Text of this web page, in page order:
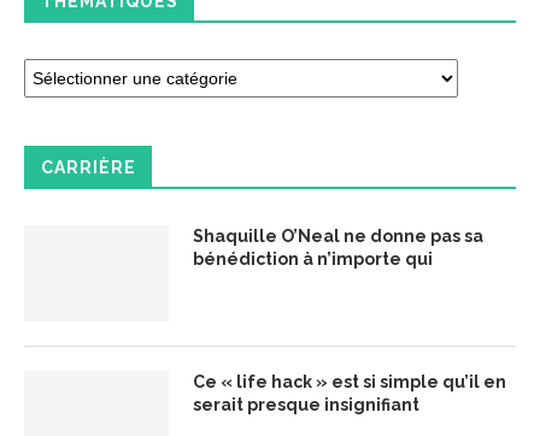
CARRIÈRE
Shaquille O’Neal ne donne pas sa
bénédiction à n’importe qui
Ce « life hack » est si simple qu’il en
serait presque insignifiant